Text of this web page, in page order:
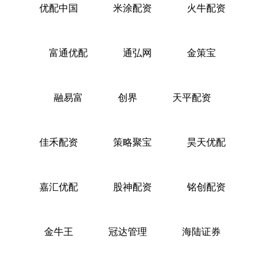
优配中国 米涂配资 火牛配资
富通优配 通弘网 金策宝
融易富 创界 天平配资
佳禾配资 策略聚宝 昊天优配
嘉汇优配 股神配资 铭创配资
金牛王 冠达管理 海陆证券